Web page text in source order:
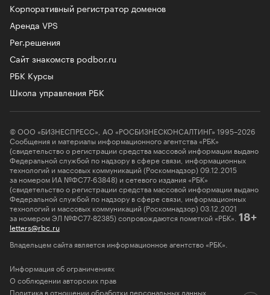
Корпоративный регистратор доменов
Аренда VPS
Рег.решения
Сайт знакомств podbor.ru
РБК Курсы
Школа управления РБК
© ООО «БИЗНЕСПРЕСС», АО «РОСБИЗНЕСКОНСАЛТИНГ» 1995–2026
Сообщения и материалы информационного агентства «РБК»
(свидетельство о регистрации средства массовой информации выдано
Федеральной службой по надзору в сфере связи, информационных
технологий и массовых коммуникаций (Роскомнадзор) 09.12.2015
за номером ИА №ФС77-63848) и сетевого издания «РБК»
(свидетельство о регистрации средства массовой информации выдано
Федеральной службой по надзору в сфере связи, информационных
технологий и массовых коммуникаций (Роскомнадзор) 03.12.2021
за номером ЭЛ №ФС77-82385) сопровождаются пометкой «РБК». 18+
letters@rbc.ru
Владельцем сайта является информационное агентство «РБК».
Информация об ограничениях
О соблюдении авторских прав
Политика в отношении обработки персональных данных